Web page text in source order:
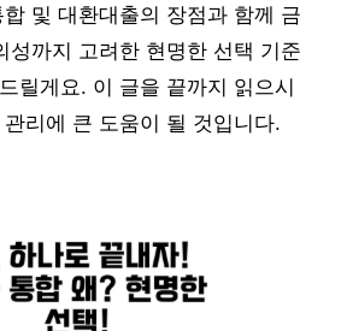
및 대환대출의 장점과 함께 금
성까지 고려한 현명한 선택 기준
릴게요. 이 글을 끝까지 읽으시
리에 큰 도움이 될 것입니다.